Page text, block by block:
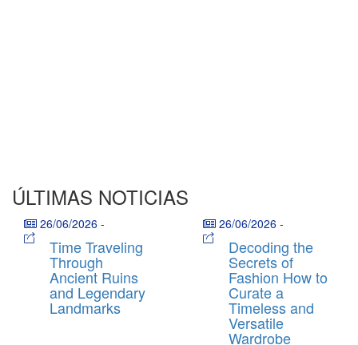
ÚLTIMAS NOTICIAS
26/06/2026 -
Time Traveling
Through
Ancient Ruins
and Legendary
Landmarks
26/06/2026 -
Decoding the
Secrets of
Fashion How to
Curate a
Timeless and
Versatile
Wardrobe